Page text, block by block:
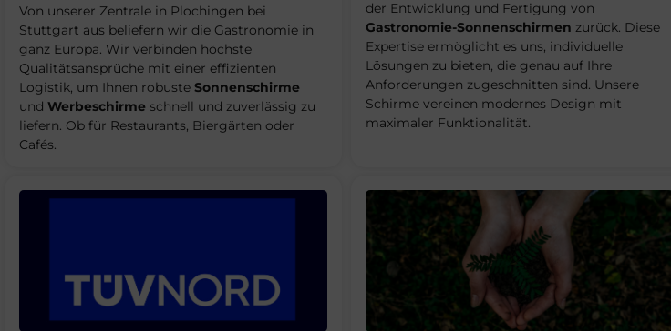
Von unserer Zentrale in Plochingen bei
Stuttgart aus beliefern wir die Gastronomie in
ganz Europa. Wir verbinden höchste
Qualitätsansprüche mit einer effizienten
Logistik, um Ihnen robuste Sonnenschirme
und Werbeschirme schnell und zuverlässig zu
liefern. Ob für Restaurants, Biergärten oder
Cafés.
der Entwicklung und Fertigung von
Gastronomie-Sonnenschirmen zurück. Diese
Expertise ermöglicht es uns, individuelle
Lösungen zu bieten, die genau auf Ihre
Anforderungen zugeschnitten sind. Unsere
Schirme vereinen modernes Design mit
maximaler Funktionalität.